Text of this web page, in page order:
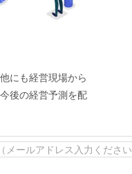
にも経営現場から
後の経営予測を配